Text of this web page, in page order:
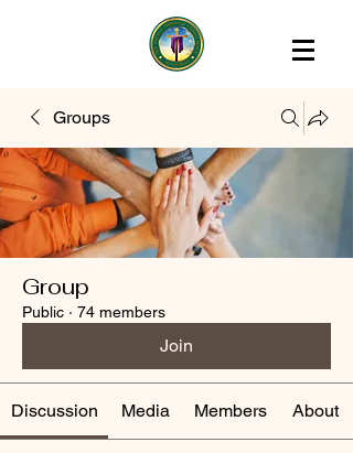
Groups
Group
Public · 74 members
Join
Discussion Media Members About